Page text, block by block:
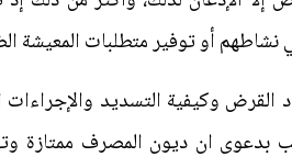
أو توفير متطلبات المعيشة
وكيفية التسديد
بدعوى ان ديون المصرف ممتازة